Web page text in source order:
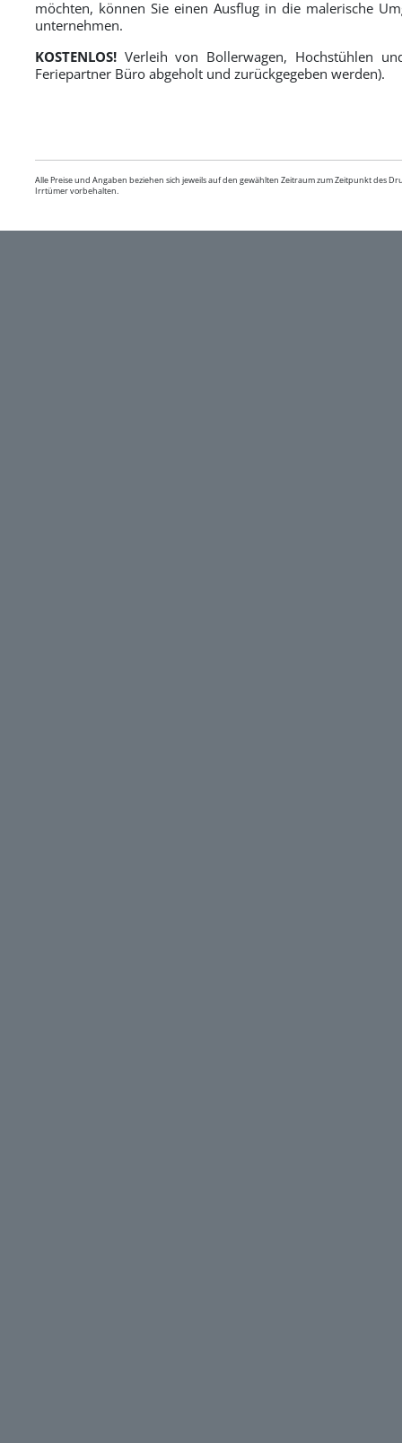
möchten, können Sie einen Ausflug in die malerische
unternehmen.
KOSTENLOS! Verleih von Bollerwagen, Hochstühlen
Feriepartner Büro abgeholt und zurückgegeben werden).
Alle Preise und Angaben beziehen sich jeweils auf den gewählten Zeitraum zum Zeitpunkt des
Irrtümer vorbehalten.